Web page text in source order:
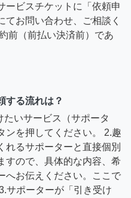
ービスチケットに「依頼申
お問い合わせ、ご相談く
前（前払い決済前）であ
する流れは？
いサービス（サポータ
ンを押してください。 2.趣
れるサポーターと直接個別
すので、具体的な内容、希
へお伝えください。ここで
サポーターが「引き受け